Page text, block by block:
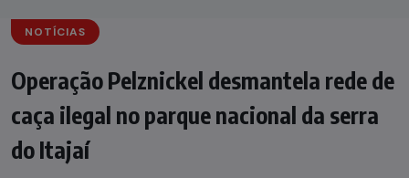
NOTÍCIAS
Operação Pelznickel desmantela rede de
caça ilegal no parque nacional da serra
do Itajaí